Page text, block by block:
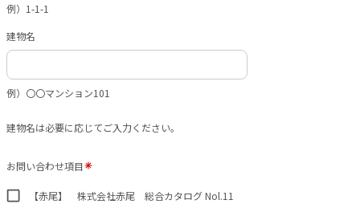
例）1-1-1
建物名
例）〇〇マンション101
建物名は必要に応じてご入力ください。
お問い合わせ項目
【赤尾】 株式会社赤尾 総合カタログ Nol.11